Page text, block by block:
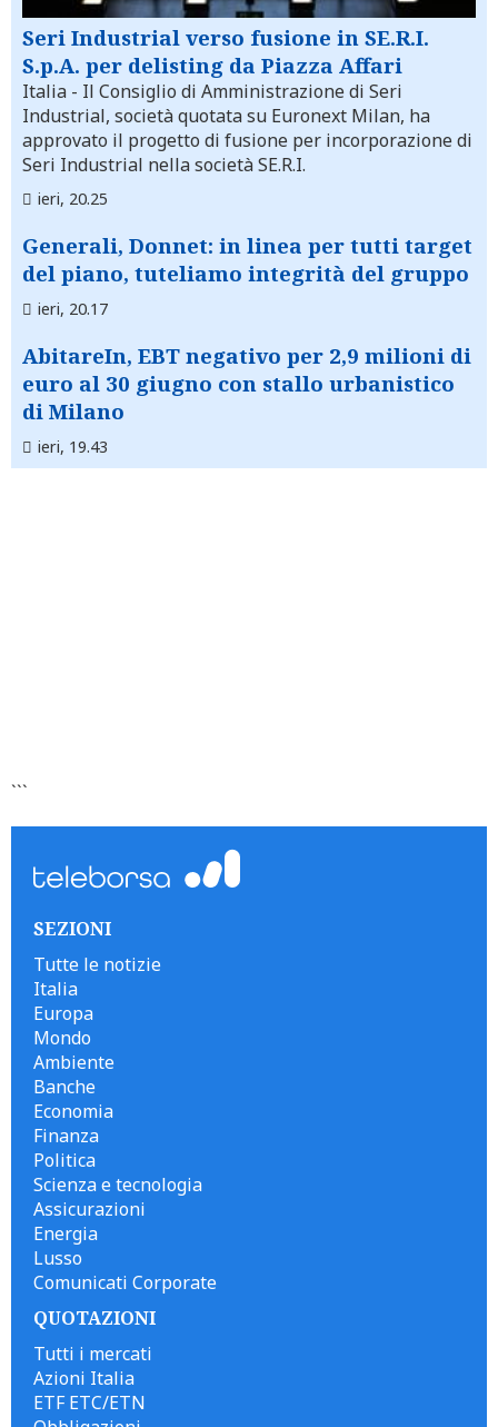
Seri Industrial verso fusione in SE.R.I.
S.p.A. per delisting da Piazza Affari
Italia - Il Consiglio di Amministrazione di Seri
Industrial, società quotata su Euronext Milan, ha
approvato il progetto di fusione per incorporazione di
Seri Industrial nella società SE.R.I.
ieri, 20.25
Generali, Donnet: in linea per tutti target
del piano, tuteliamo integrità del gruppo
ieri, 20.17
AbitareIn, EBT negativo per 2,9 milioni di
euro al 30 giugno con stallo urbanistico
di Milano
ieri, 19.43
```
SEZIONI
Tutte le notizie
Italia
Europa
Mondo
Ambiente
Banche
Economia
Finanza
Politica
Scienza e tecnologia
Assicurazioni
Energia
Lusso
Comunicati Corporate
QUOTAZIONI
Tutti i mercati
Azioni Italia
ETF ETC/ETN